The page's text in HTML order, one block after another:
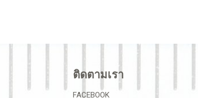
ติดตามเรา
FACEBOOK